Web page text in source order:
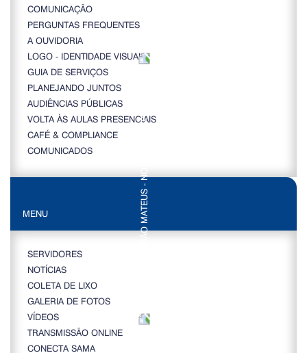
COMUNICAÇÃO
PERGUNTAS FREQUENTES
A OUVIDORIA
LOGO - IDENTIDADE VISUAL
GUIA DE SERVIÇOS
PLANEJANDO JUNTOS
AUDIÊNCIAS PÚBLICAS
VOLTA ÀS AULAS PRESENCIAIS
CAFÉ & COMPLIANCE
COMUNICADOS
MENU
SERVIDORES
NOTÍCIAS
COLETA DE LIXO
GALERIA DE FOTOS
VÍDEOS
TRANSMISSÃO ONLINE
CONECTA SAMA